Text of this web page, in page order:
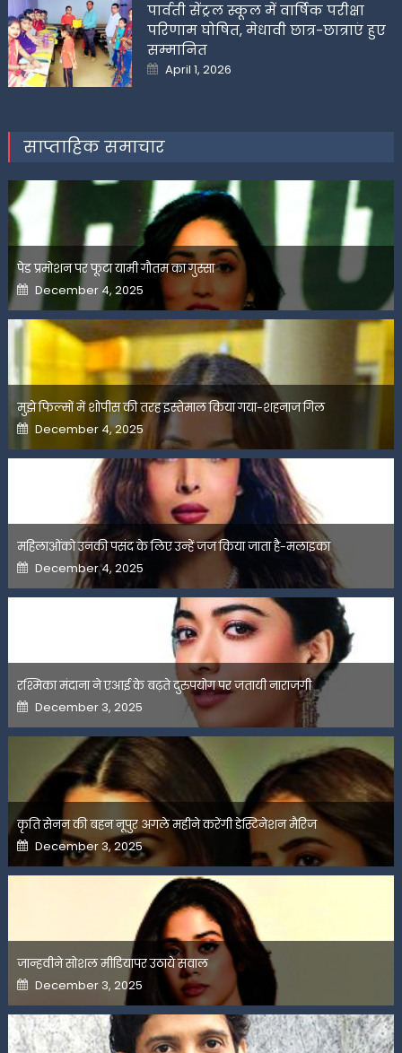
पार्वती सेंट्रल स्कूल में वार्षिक परीक्षा
परिणाम घोषित, मेधावी छात्र-छात्राएं हुए
सम्मानित
Posted
on
April 1, 2026
साप्ताहिक समाचार
पेड प्रमोशन पर फूटा यामी गौतम का गुस्सा
Posted
on
December 4, 2025
मुझे फिल्मों में शोपीस की तरह इस्तेमाल किया गया-शहनाज गिल
Posted
on
December 4, 2025
महिलाओंको उनकी पसंद के लिए उन्हें जज किया जाता है-मलाइका
Posted
on
December 4, 2025
रश्मिका मंदाना ने एआई के बढ़ते दुरुपयोग पर जतायी नाराजगी
Posted
on
December 3, 2025
कृति सेनन की बहन नूपुर अगले महीने करेंगी डेस्टिनेशन मैरिज
Posted
on
December 3, 2025
जान्हवीने सोशल मीडियापर उठाये सवाल
Posted
on
December 3, 2025